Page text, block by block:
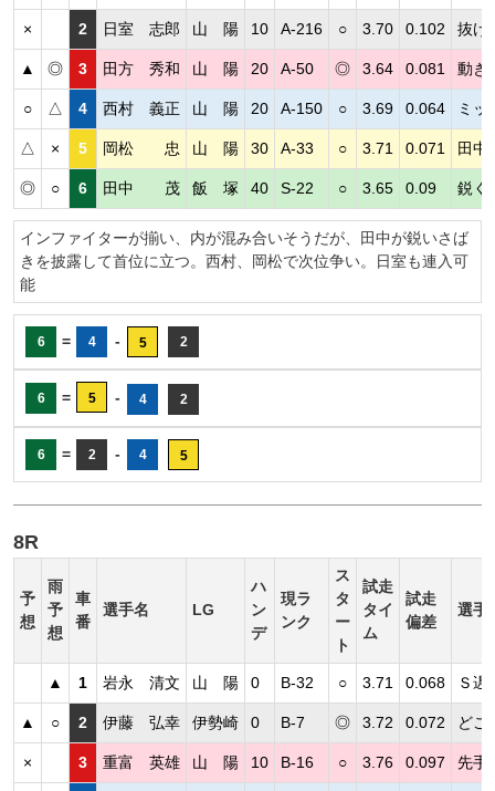
× 2 日室 志郎 山 陽 10 A-216 ○ 3.70 0.102 抜け
▲ ◎ 3 田方 秀和 山 陽 20 A-50 ◎ 3.64 0.081 動き
○ △ 4 西村 義正 山 陽 20 A-150 ○ 3.69 0.064 ミッ
△ × 5 岡松 忠 山 陽 30 A-33 ○ 3.71 0.071 田中
◎ ○ 6 田中 茂 飯 塚 40 S-22 ○ 3.65 0.09 鋭く
インファイターが揃い、内が混み合いそうだが、田中が鋭いさば
きを披露して首位に立つ。西村、岡松で次位争い。日室も連入可
能
6 = 4 - 5 2
6 = 5 - 4 2
6 = 2 - 4 5
8R
予
想
雨
予
想
車
番
選手名 LG
ハ
ン
デ
現ラ
ンク
ス
タ
ー
ト
試走
タイ
ム
試走
偏差
選手
▲ 1 岩永 清文 山 陽 0 B-32 ○ 3.71 0.068 Ｓ遅
▲ ○ 2 伊藤 弘幸 伊勢崎 0 B-7 ◎ 3.72 0.072 どこ
× 3 重富 英雄 山 陽 10 B-16 ○ 3.76 0.097 先手